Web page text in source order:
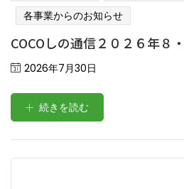
各事業からのお知らせ
COCOしの通信２０２６年８
Posted
2026年7月30日
続きを読む